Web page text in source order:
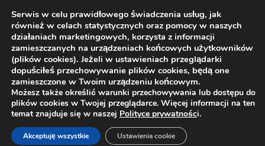
Strona główna Sklep
Szuflady
Reling prostokątny do Tandembox Antaro Blum
Serwis w celu prawidłowego świadczenia usług, jak
również w celach statystycznych oraz pomocy w naszych
działaniach marketingowych, korzysta z informacji
zamieszczanych na urządzeniach końcowych użytkowników
(plików cookies). Jeżeli w ustawieniach przeglądarki
dopuściłeś przechowywanie plików cookies, będą one
zamieszczone w Twoim urządzeniu końcowym.
Możesz także określić warunki przechowywania lub dostępu do
plików cookies w Twojej przeglądarce. Więcej informacji na ten
temat znajduje się w naszej Polityce prywatności.
Akceptuję wszystkie Ustawienia cookie